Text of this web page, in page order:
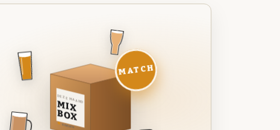
DEZE MAAND
MIX
BOX
8 BIEREN
MATCH